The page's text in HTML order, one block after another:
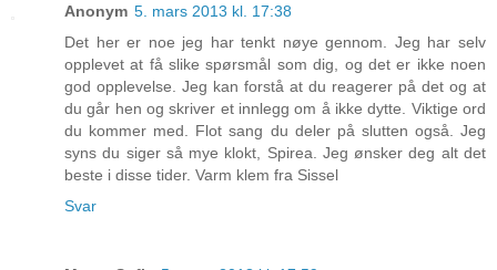
Anonym 5. mars 2013 kl. 17:38
Det her er noe jeg har tenkt nøye gennom. Jeg har selv
opplevet at få slike spørsmål som dig, og det er ikke noen
god opplevelse. Jeg kan forstå at du reagerer på det og at
du går hen og skriver et innlegg om å ikke dytte. Viktige ord
du kommer med. Flot sang du deler på slutten også. Jeg
syns du siger så mye klokt, Spirea. Jeg ønsker deg alt det
beste i disse tider. Varm klem fra Sissel
Svar